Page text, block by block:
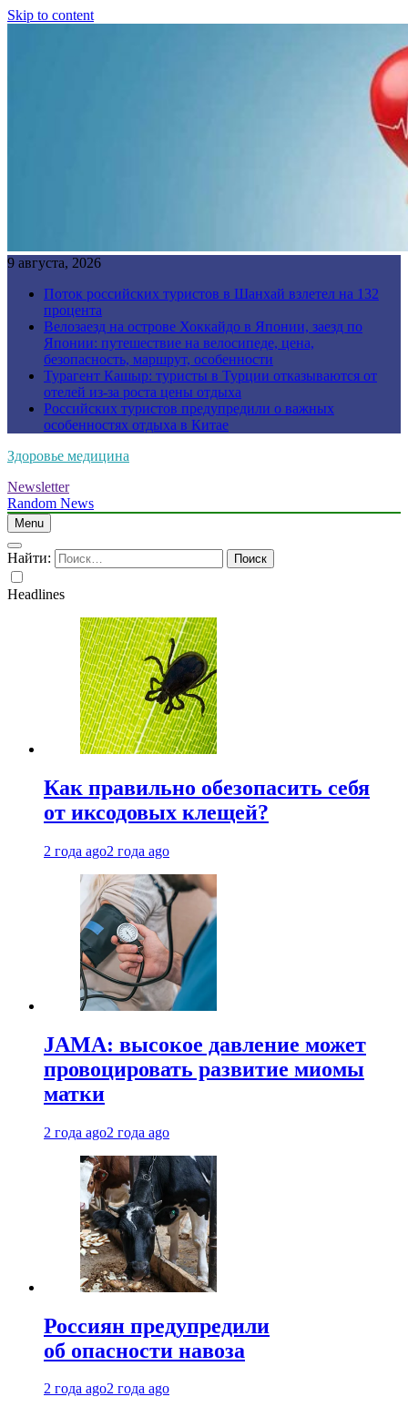
Skip to content
9 августа, 2026
Поток российских туристов в Шанхай взлетел на 132
процента
Велозаезд на острове Хоккайдо в Японии, заезд по
Японии: путешествие на велосипеде, цена,
безопасность, маршрут, особенности
Турагент Кашыр: туристы в Турции отказываются от
отелей из-за роста цены отдыха
Российских туристов предупредили о важных
особенностях отдыха в Китае
Здоровье медицина
Newsletter
Random News
Menu
Найти:
Headlines
Как правильно обезопасить себя
от иксодовых клещей?
2 года ago2 года ago
JAMA: высокое давление может
провоцировать развитие миомы
матки
2 года ago2 года ago
Россиян предупредили
об опасности навоза
2 года ago2 года ago